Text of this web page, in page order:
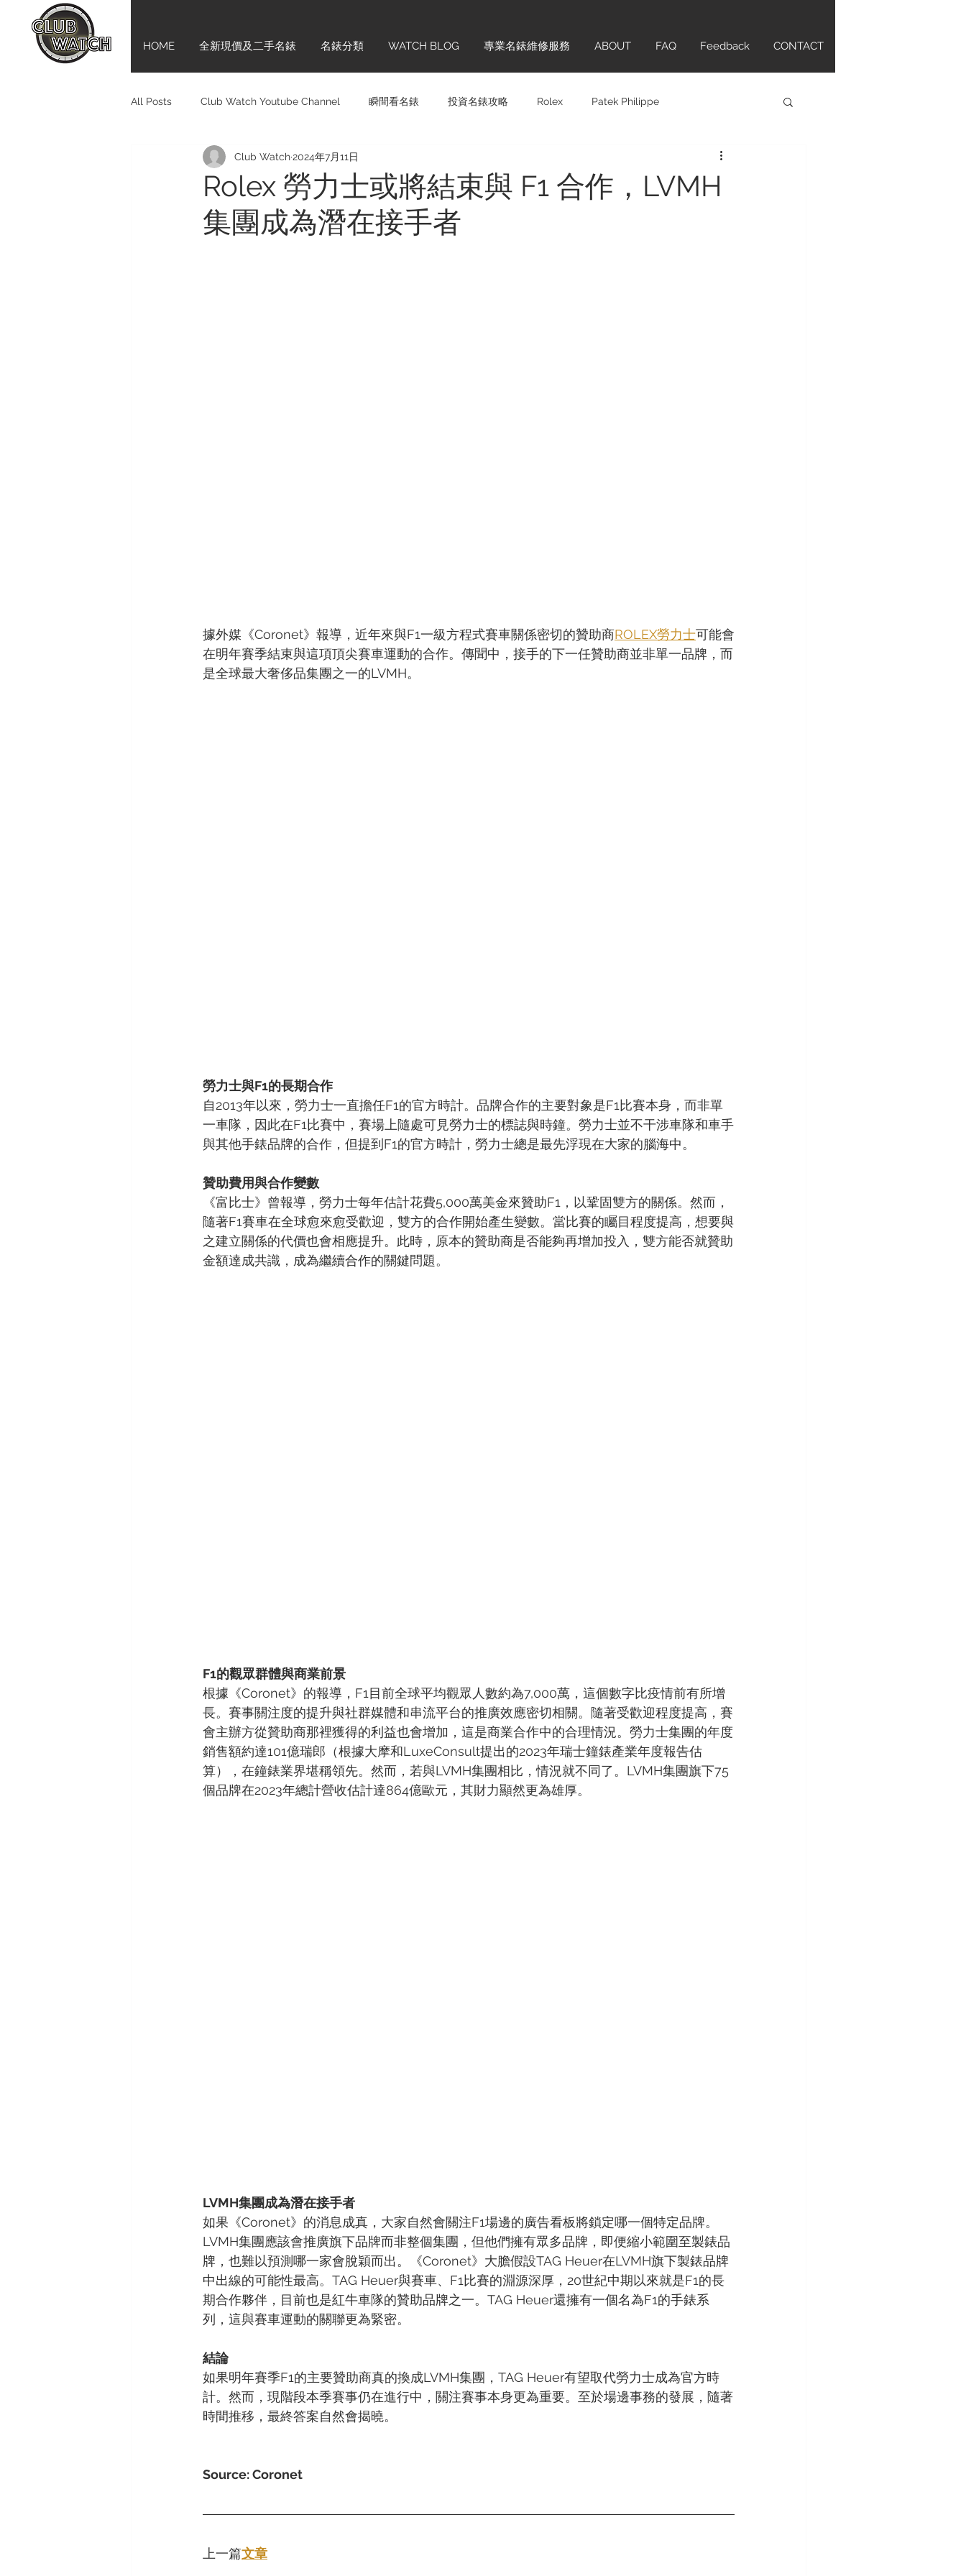
HOME 全新現價及二手名錶 名錶分類 WATCH BLOG 專業名錶維修服務 ABOUT FAQ Feedback CONTACT
All Posts Club Watch Youtube Channel 瞬間看名錶 投資名錶攻略 Rolex Patek Philippe
Audemars Piguet Tudor Panerai
Girard-Perregaux 新手上路齊齊學 品牌巡禮 IWC
Rolex 勞力士或將結束與 F1 合作，LVMH
集團成為潛在接手者
Club Watch2024年7月11日
據外媒《Coronet》報導，近年來與F1一級方程式賽車關係密切的贊助商ROLEX勞力士可能會
在明年賽季結束與這項頂尖賽車運動的合作。傳聞中，接手的下一任贊助商並非單一品牌，而
是全球最大奢侈品集團之一的LVMH。
勞力士與F1的長期合作
自2013年以來，勞力士一直擔任F1的官方時計。品牌合作的主要對象是F1比賽本身，而非單
一車隊，因此在F1比賽中，賽場上隨處可見勞力士的標誌與時鐘。勞力士並不干涉車隊和車手
與其他手錶品牌的合作，但提到F1的官方時計，勞力士總是最先浮現在大家的腦海中。
贊助費用與合作變數
《富比士》曾報導，勞力士每年估計花費5,000萬美金來贊助F1，以鞏固雙方的關係。然而，
隨著F1賽車在全球愈來愈受歡迎，雙方的合作開始產生變數。當比賽的矚目程度提高，想要與
之建立關係的代價也會相應提升。此時，原本的贊助商是否能夠再增加投入，雙方能否就贊助
金額達成共識，成為繼續合作的關鍵問題。
F1的觀眾群體與商業前景
根據《Coronet》的報導，F1目前全球平均觀眾人數約為7,000萬，這個數字比疫情前有所增
長。賽事關注度的提升與社群媒體和串流平台的推廣效應密切相關。隨著受歡迎程度提高，賽
會主辦方從贊助商那裡獲得的利益也會增加，這是商業合作中的合理情況。勞力士集團的年度
銷售額約達101億瑞郎（根據大摩和LuxeConsult提出的2023年瑞士鐘錶產業年度報告估
算），在鐘錶業界堪稱領先。然而，若與LVMH集團相比，情況就不同了。LVMH集團旗下75
個品牌在2023年總計營收估計達864億歐元，其財力顯然更為雄厚。
LVMH集團成為潛在接手者
如果《Coronet》的消息成真，大家自然會關注F1場邊的廣告看板將鎖定哪一個特定品牌。
LVMH集團應該會推廣旗下品牌而非整個集團，但他們擁有眾多品牌，即便縮小範圍至製錶品
牌，也難以預測哪一家會脫穎而出。《Coronet》大膽假設TAG Heuer在LVMH旗下製錶品牌
中出線的可能性最高。TAG Heuer與賽車、F1比賽的淵源深厚，20世紀中期以來就是F1的長
期合作夥伴，目前也是紅牛車隊的贊助品牌之一。TAG Heuer還擁有一個名為F1的手錶系
列，這與賽車運動的關聯更為緊密。
結論
如果明年賽季F1的主要贊助商真的換成LVMH集團，TAG Heuer有望取代勞力士成為官方時
計。然而，現階段本季賽事仍在進行中，關注賽事本身更為重要。至於場邊事務的發展，隨著
時間推移，最終答案自然會揭曉。
Source: Coronet
上一篇文章